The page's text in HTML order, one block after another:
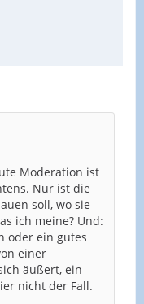
Moderation ist
Nur ist die
soll, wo sie
ich meine? Und:
oder ein gutes
einer
äußert, ein
nicht der Fall.